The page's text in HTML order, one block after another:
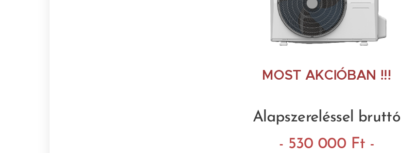
MOST AKCIÓBAN !!!
Alapszereléssel bruttó
- 530 000 Ft -